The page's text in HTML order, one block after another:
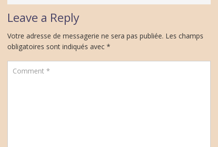
Leave a Reply
Votre adresse de messagerie ne sera pas publiée. Les champs
obligatoires sont indiqués avec *